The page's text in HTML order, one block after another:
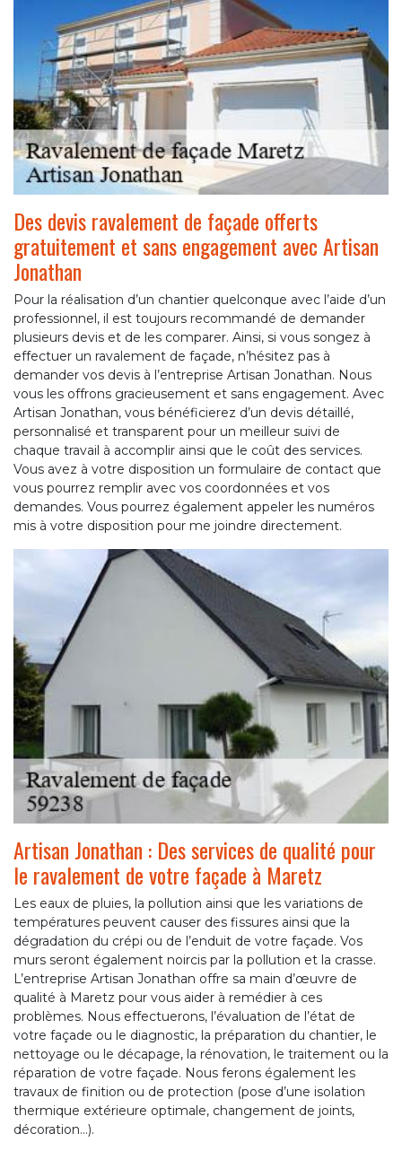
Des devis ravalement de façade offerts
gratuitement et sans engagement avec Artisan
Jonathan
Pour la réalisation d’un chantier quelconque avec l’aide d’un
professionnel, il est toujours recommandé de demander
plusieurs devis et de les comparer. Ainsi, si vous songez à
effectuer un ravalement de façade, n’hésitez pas à
demander vos devis à l’entreprise Artisan Jonathan. Nous
vous les offrons gracieusement et sans engagement. Avec
Artisan Jonathan, vous bénéficierez d’un devis détaillé,
personnalisé et transparent pour un meilleur suivi de
chaque travail à accomplir ainsi que le coût des services.
Vous avez à votre disposition un formulaire de contact que
vous pourrez remplir avec vos coordonnées et vos
demandes. Vous pourrez également appeler les numéros
mis à votre disposition pour me joindre directement.
Artisan Jonathan : Des services de qualité pour
le ravalement de votre façade à Maretz
Les eaux de pluies, la pollution ainsi que les variations de
températures peuvent causer des fissures ainsi que la
dégradation du crépi ou de l’enduit de votre façade. Vos
murs seront également noircis par la pollution et la crasse.
L’entreprise Artisan Jonathan offre sa main d’œuvre de
qualité à Maretz pour vous aider à remédier à ces
problèmes. Nous effectuerons, l’évaluation de l’état de
votre façade ou le diagnostic, la préparation du chantier, le
nettoyage ou le décapage, la rénovation, le traitement ou la
réparation de votre façade. Nous ferons également les
travaux de finition ou de protection (pose d’une isolation
thermique extérieure optimale, changement de joints,
décoration…).